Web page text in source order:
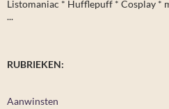
Listomaniac * Hufflepuff * Cosplay *
...
RUBRIEKEN:
Aanwinsten